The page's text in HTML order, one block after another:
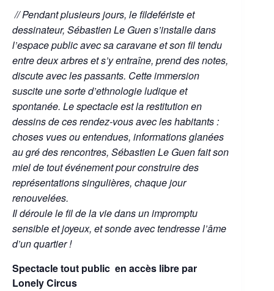
// Pendant plusieurs jours, le fildefériste et
dessinateur, Sébastien Le Guen s’installe dans
l’espace public avec sa caravane et son fil tendu
entre deux arbres et s’y entraîne, prend des notes,
discute avec les passants. Cette immersion
suscite une sorte d’ethnologie ludique et
spontanée. Le spectacle est la restitution en
dessins de ces rendez-vous avec les habitants :
choses vues ou entendues, informations glanées
au gré des rencontres, Sébastien Le Guen fait son
miel de tout événement pour construire des
représentations singulières, chaque jour
renouvelées.
Il déroule le fil de la vie dans un impromptu
sensible et joyeux, et sonde avec tendresse l’âme
d’un quartier !
Spectacle tout public en accès libre par
Lonely Circus